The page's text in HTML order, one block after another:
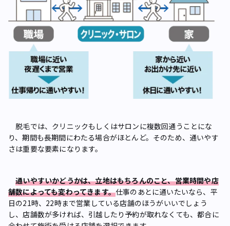
脱毛では、クリニックもしくはサロンに複数回通うことにな
り、期間も長期間にわたる場合がほとんど。そのため、通いやす
さは重要な要素になります。
通いやすいかどうかは、立地はもちろんのこと、営業時間や店
舗数によっても変わってきます。仕事のあとに通いたいなら、平
日の21時、22時まで営業している店舗のほうがいいでしょう
し、店舗数が多ければ、引越したり予約が取れなくても、都合に